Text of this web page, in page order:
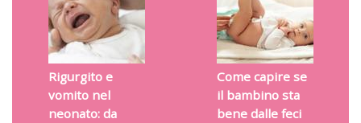
Rigurgito e
vomito nel
neonato: da
Come capire se
il bambino sta
bene dalle feci